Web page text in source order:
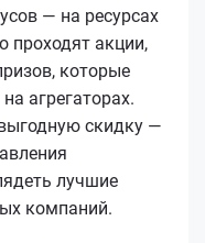
— на ресурсах
проходят акции,
которые
агрегаторах.
скидку —
лучшие
компаний.